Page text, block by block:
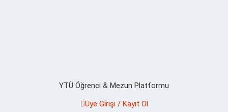
YTÜ Öğrenci & Mezun Platformu
Üye Girişi / Kayıt Ol